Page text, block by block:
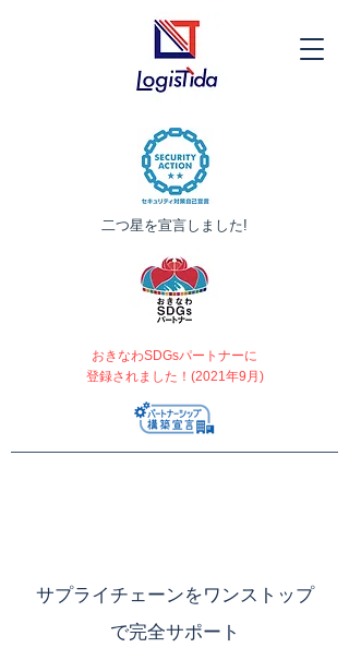
​サプライチェーンをワンストップ
で完全サポート
​二つ星を宣言しました!
おきなわSDGsパートナーに
登録されました！(2021年9月)